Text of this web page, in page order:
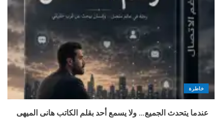
خاطرة
عندما يتحدث الجميع… ولا يسمع أحد بقلم الكاتب هانى الميهى